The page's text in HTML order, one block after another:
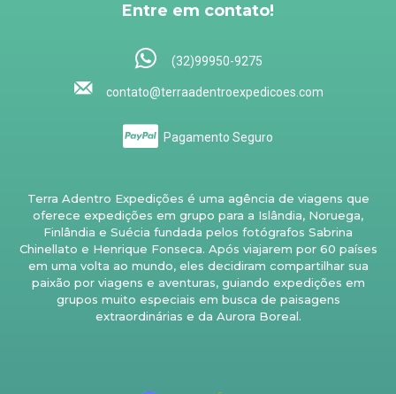
Entre em contato!
(32)99950-9275
contato@terraadentroexpedicoes.com
Pagamento Seguro
Terra Adentro Expedições é uma agência de viagens que
oferece expedições em grupo para a Islândia, Noruega,
Finlândia e Suécia fundada pelos fotógrafos Sabrina
Chinellato e Henrique Fonseca. Após viajarem por 60 países
em uma volta ao mundo, eles decidiram compartilhar sua
paixão por viagens e aventuras, guiando expedições em
grupos muito especiais em busca de paisagens
extraordinárias e da Aurora Boreal.